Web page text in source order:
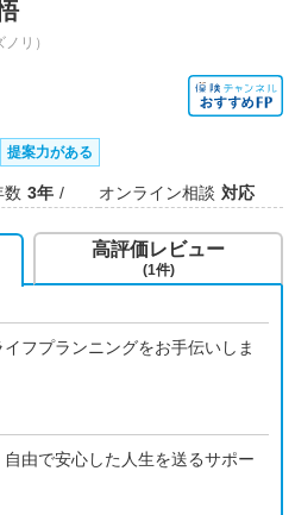
ノリ）
提案力がある
数 3年 オンライン相談 対応
フプランニングをお手伝いしま
由で安心した人生を送るサポー
高評価レビュー
(1件)